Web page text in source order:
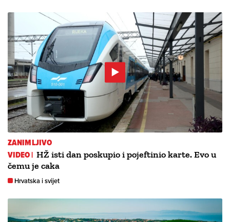
ZANIMLJIVO
VIDEO | HŽ isti dan poskupio i pojeftinio karte. Evo u
čemu je caka
Hrvatska i svijet